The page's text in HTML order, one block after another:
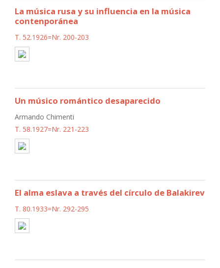
La música rusa y su influencia en la música
contenporánea
T. 52.1926=Nr. 200-203
Un músico romántico desaparecido
Armando Chimenti
T. 58.1927=Nr. 221-223
El alma eslava a través del círculo de Balakirev
T. 80.1933=Nr. 292-295